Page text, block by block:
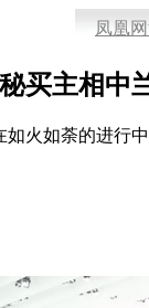
凤凰
买主相中
如火如荼的进行